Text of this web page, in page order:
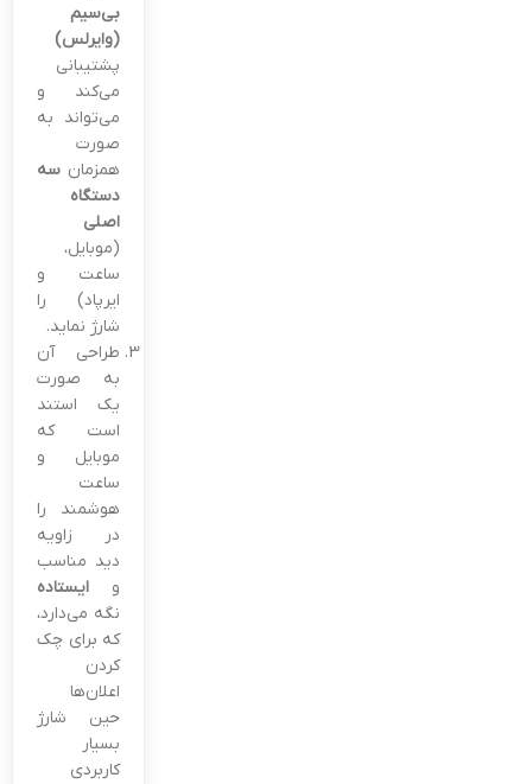
بی‌سیم
(وایرلس)
پشتیبانی
می‌کند و
می‌تواند به
صورت
همزمان سه
دستگاه
اصلی
(موبایل،
ساعت و
ایرپاد) را
شارژ نماید.
طراحی آن
به صورت
یک استند
است که
موبایل و
ساعت
هوشمند را
در زاویه
دید مناسب
و ایستاده
نگه می‌دارد،
که برای چک
کردن
اعلان‌ها
حین شارژ
بسیار
کاربردی